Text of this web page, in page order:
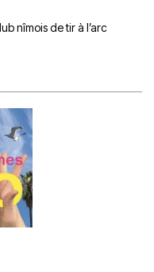
nîmois de tir à l’arc